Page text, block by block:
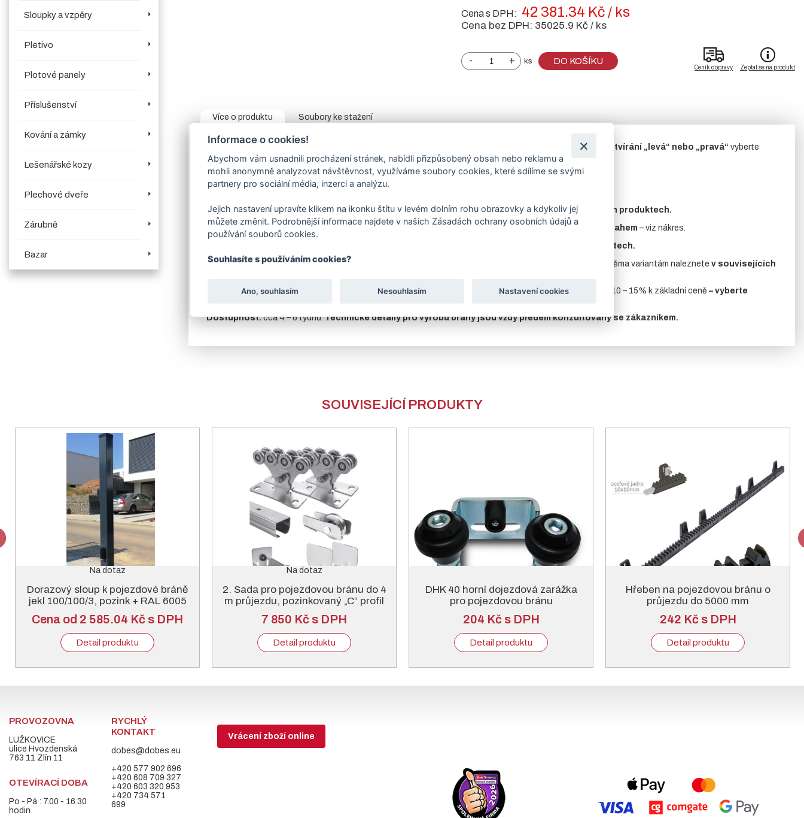
Sloupky a vzpěry
Pletivo
Plotové panely
Příslušenství
Kování a zámky
Lešenářské kozy
Plechové dveře
Zárubně
Bazar
Cena s DPH: 42 381.34 Kč / ks
Cena bez DPH: 35025.9 Kč / ks
- + ks DO KOŠÍKU
Ceník dopravy Zeptat se na produkt
Více o produktu Soubory ke stažení
brány a variantu otvírání „levá“ nebo „pravá“ vyberte
v objednávací tabulce.
Rám: jekl 60/40/3 mm– pozinkovaný profil DX 51D.
Sloup: vodící sloupjekl 100/100/3 mm s navařenou plotnou,dorazový sloupnaleznetev souvisejících produktech.
Výplň: panel 2D. V objednávací tabulce vyberte variantu horního zakončení bez přesahu, nebo s přesahem – viz nákres.
v souvisejících produktech.
Zavírací mechanismus:není součástí, bránu lze ovládat pomocí pohonu nebo ručně. k oběma variantám naleznete v souvisejících
Povrchová úprava: RAL 6005
– jedlová zeleň,RAL 7016 – antracitová šedá nebojiná RALza příplatek 10 – 15% k základní ceně – vyberte
Dostupnost:cca 4 – 6 týdnů.Technické detaily pro výrobu brány jsou vždy předem konzultovány se zákazníkem.
SOUVISEJÍCÍ PRODUKTY
Na dotaz
Dorazový sloup k pojezdové bráně
jekl 100/100/3, pozink + RAL 6005
nebo 7016
Cena od 2 585.04 Kč s DPH
Detail produktu
Na dotaz
2. Sada pro pojezdovou bránu do 4
m průjezdu, pozinkovaný „C“ profil
7 850 Kč s DPH
Detail produktu
DHK 40 horní dojezdová zarážka
pro pojezdovou bránu
204 Kč s DPH
Detail produktu
Hřeben na pojezdovou bránu o
průjezdu do 5000 mm
242 Kč s DPH
Detail produktu
PROVOZOVNA
LUŽKOVICE
ulice Hvozdenská
763 11 Zlín 11
OTEVÍRACÍ DOBA
Po - Pá : 7.00 - 16.30
hodin
RYCHLÝ
KONTAKT
dobes@dobes.eu
+420 577 902 696
+420 608 709 327
+420 603 320 953
+420 734 571
699
Vrácení zboží online
Informace o cookies!
Abychom vám usnadnili procházení stránek, nabídli přizpůsobený obsah nebo reklamu a
mohli anonymně analyzovat návštěvnost, využíváme soubory cookies, které sdílíme se svými
partnery pro sociální média, inzerci a analýzu.
Jejich nastavení upravíte klikem na ikonku štítu v levém dolním rohu obrazovky a kdykoliv jej
můžete změnit. Podrobnější informace najdete v našich Zásadách ochrany osobních údajů a
používání souborů cookies.
Souhlasíte s používáním cookies?
Ano, souhlasím Nesouhlasím Nastavení cookies